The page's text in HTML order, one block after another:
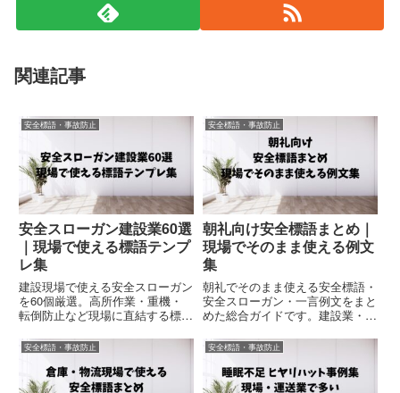
関連記事
安全標語・事故防止
安全スローガン建設業60選
｜現場で使える標語テンプ
レ集
建設現場で使える安全スローガン
を60個厳選。高所作業・重機・
転倒防止など現場に直結する標語
スターにそのまま使えるテンプレ
集。
安全標語・事故防止
朝礼向け安全標語まとめ｜
現場でそのまま使える例文
集
朝礼でそのまま使える安全標語・
安全スローガン・一言例文をまと
めた総合ガイドです。建設業・工
礼ネタや安全活動向けの例文を掲
載しています。
安全標語・事故防止 安全標語・事故防止